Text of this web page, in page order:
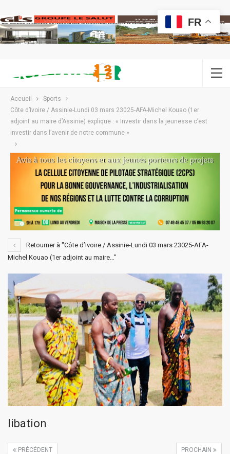
Accueil
Sports
Côte d’Ivoire / Assinie-Lundi 03 mars 23025-AFA-Michel Kouao (1er
adjoint au maire d’Assinie) explique : « Investir dans la jeunesse c’est
investir dans l’avenir de notre commune »
Retourner à "Côte d’Ivoire / Assinie-Lundi 03 mars 23025-AFA-
Michel Kouao (1er adjoint au maire…"
libation
PROCHAIN
PRÉCÉDENT
FR